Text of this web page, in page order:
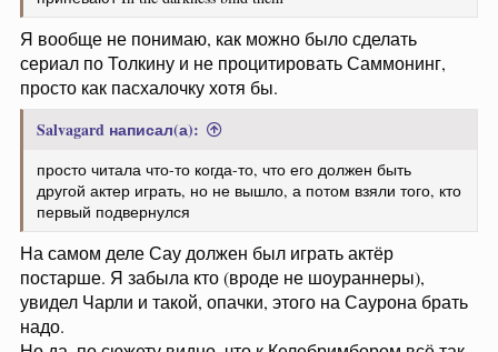
Я вообще не понимаю, как можно было сделать
сериал по Толкину и не процитировать Саммонинг,
просто как пасхалочку хотя бы.
Salvagard написал(а):
просто читала что-то когда-то, что его должен быть
другой актер играть, но не вышло, а потом взяли того, кто
первый подвернулся
На самом деле Сау должен был играть актёр
постарше. Я забыла кто (вроде не шоураннеры),
увидел Чарли и такой, опачки, этого на Саурона брать
надо.